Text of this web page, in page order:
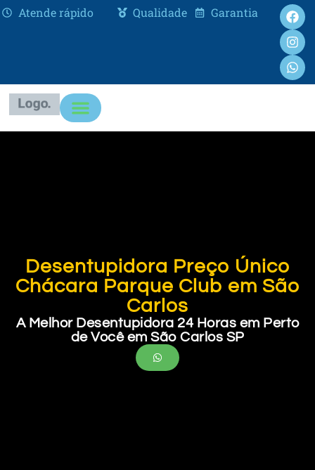
Atende rápido Qualidade Garantia
Desentupidora Preço Único
Chácara Parque Club em São
Carlos
A Melhor Desentupidora 24 Horas em Perto
de Você em São Carlos SP